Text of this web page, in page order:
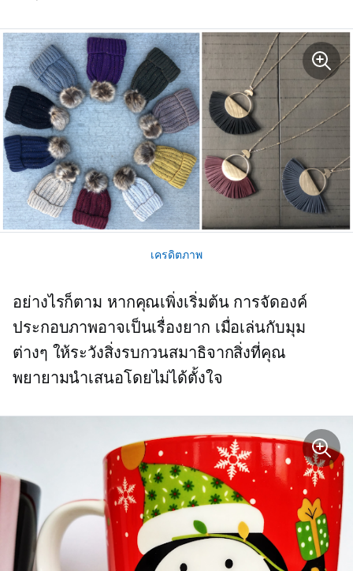
เครดิตภาพ
อย่างไรก็ตาม หากคุณเพิ่งเริ่มต้น การจัดองค์
ประกอบภาพอาจเป็นเรื่องยาก เมื่อเล่นกับมุม
ต่างๆ ให้ระวังสิ่งรบกวนสมาธิจากสิ่งที่คุณ
พยายามนำเสนอโดยไม่ได้ตั้งใจ